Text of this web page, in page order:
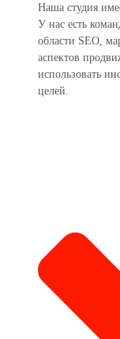
Наша студия
У нас есть
области SEO,
аспектов
использовать
целей.